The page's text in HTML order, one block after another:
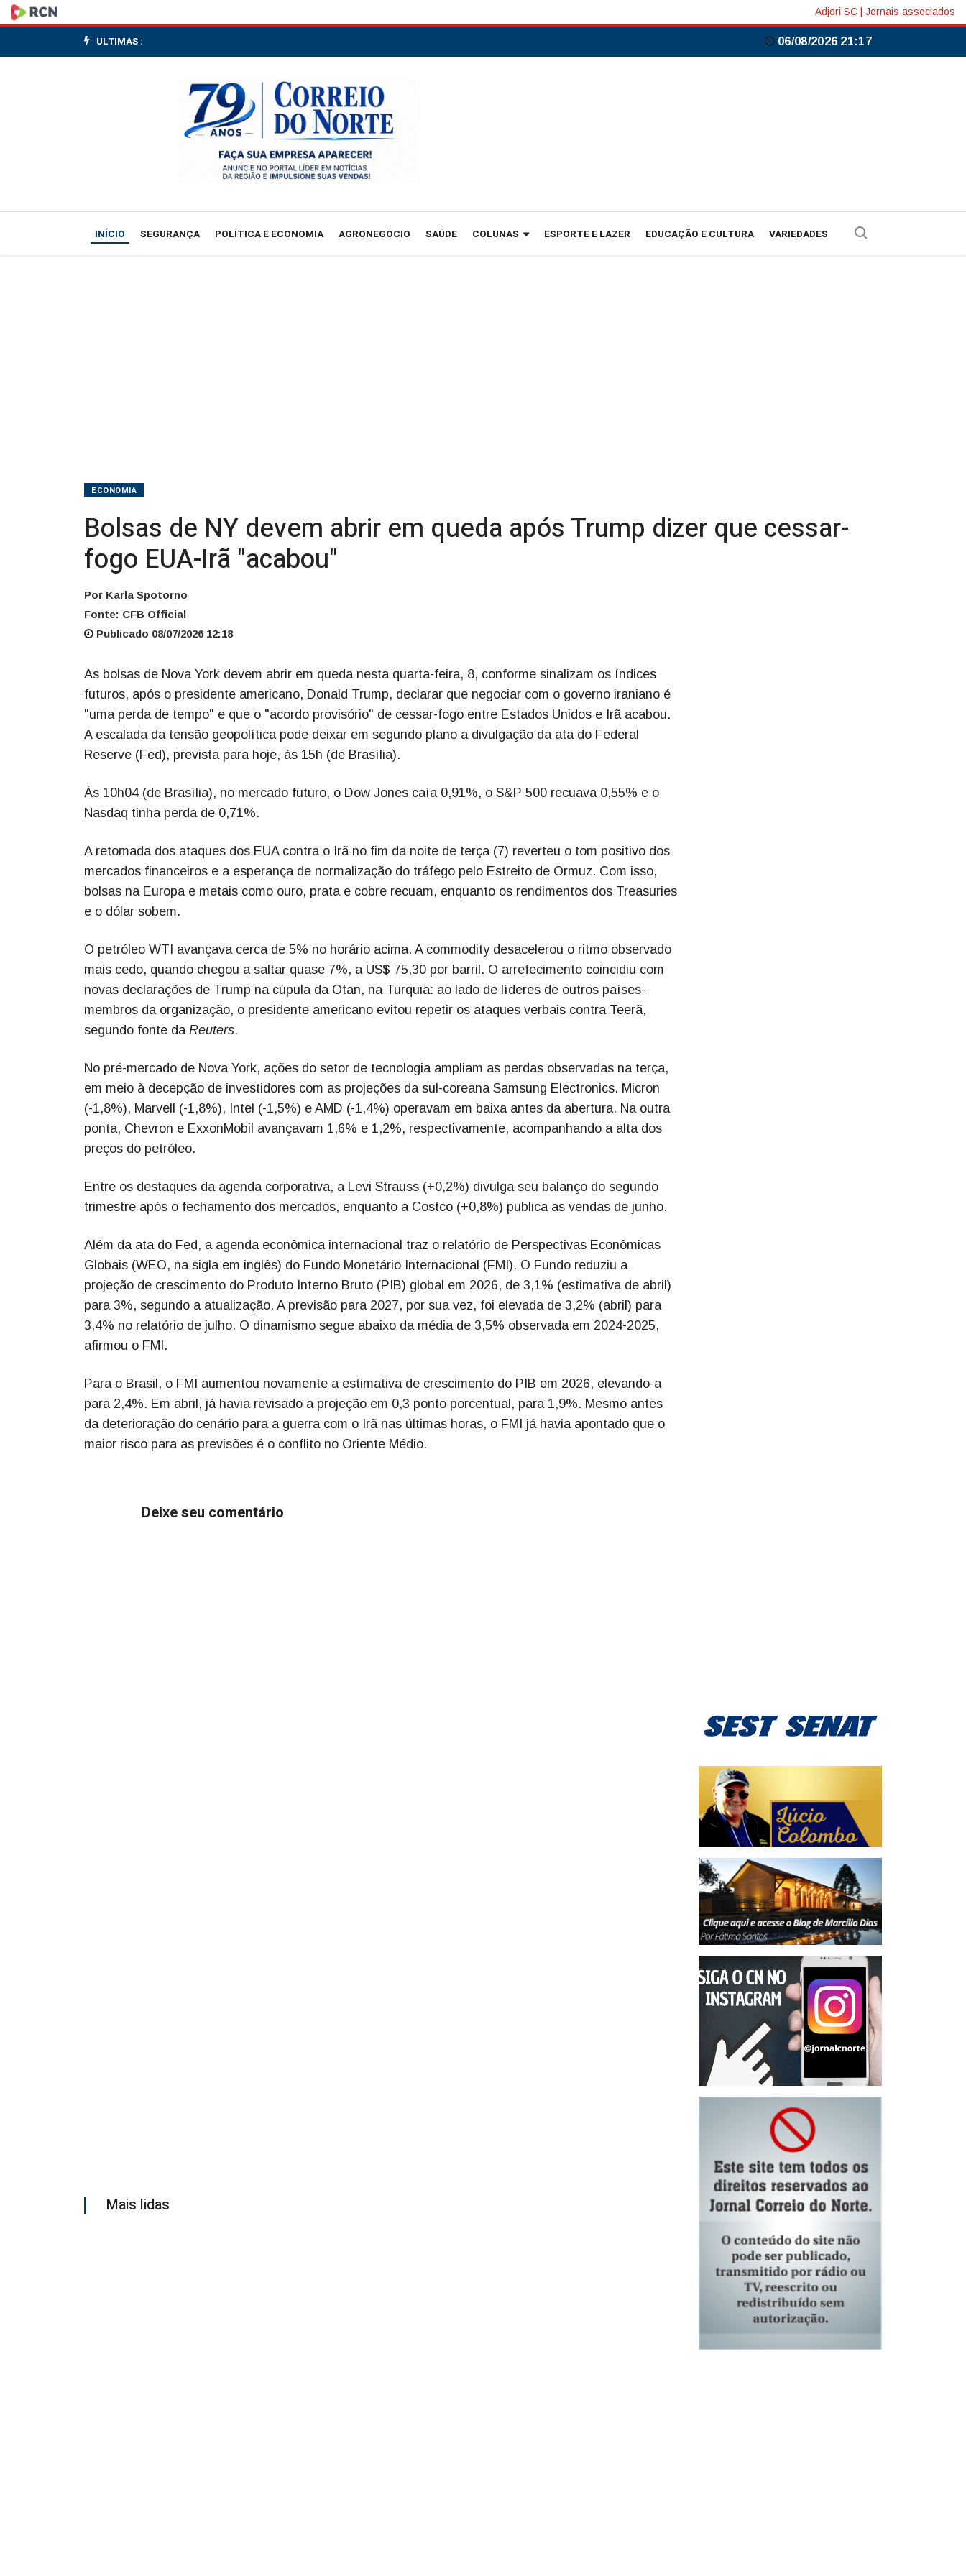
Bolsas
de
queda
"acabou"
Adjori SC Jornais associados
ULTIMAS : 06/08/2026 21:17
INÍCIO SEGURANÇA POLÍTICA E ECONOMIA AGRONEGÓCIO SAÚDE COLUNAS ESPORTE E LAZER EDUCAÇÃO E CULTURA VARIEDADES
ECONOMIA
Bolsas de NY devem abrir em queda após Trump dizer que cessar-
fogo EUA-Irã "acabou"
Por Karla Spotorno
Fonte: CFB Official
Publicado 08/07/2026 12:18
As bolsas de Nova York devem abrir em queda nesta quarta-feira, 8, conforme sinalizam os índices
futuros, após o presidente americano, Donald Trump, declarar que negociar com o governo iraniano é
"uma perda de tempo" e que o "acordo provisório" de cessar-fogo entre Estados Unidos e Irã acabou.
A escalada da tensão geopolítica pode deixar em segundo plano a divulgação da ata do Federal
Reserve (Fed), prevista para hoje, às 15h (de Brasília).
Às 10h04 (de Brasília), no mercado futuro, o Dow Jones caía 0,91%, o S&P 500 recuava 0,55% e o
Nasdaq tinha perda de 0,71%.
A retomada dos ataques dos EUA contra o Irã no fim da noite de terça (7) reverteu o tom positivo dos
mercados financeiros e a esperança de normalização do tráfego pelo Estreito de Ormuz. Com isso,
bolsas na Europa e metais como ouro, prata e cobre recuam, enquanto os rendimentos dos Treasuries
e o dólar sobem.
O petróleo WTI avançava cerca de 5% no horário acima. A commodity desacelerou o ritmo observado
mais cedo, quando chegou a saltar quase 7%, a US$ 75,30 por barril. O arrefecimento coincidiu com
novas declarações de Trump na cúpula da Otan, na Turquia: ao lado de líderes de outros países-
membros da organização, o presidente americano evitou repetir os ataques verbais contra Teerã,
segundo fonte da Reuters.
No pré-mercado de Nova York, ações do setor de tecnologia ampliam as perdas observadas na terça,
em meio à decepção de investidores com as projeções da sul-coreana Samsung Electronics. Micron
(-1,8%), Marvell (-1,8%), Intel (-1,5%) e AMD (-1,4%) operavam em baixa antes da abertura. Na outra
ponta, Chevron e ExxonMobil avançavam 1,6% e 1,2%, respectivamente, acompanhando a alta dos
preços do petróleo.
Entre os destaques da agenda corporativa, a Levi Strauss (+0,2%) divulga seu balanço do segundo
trimestre após o fechamento dos mercados, enquanto a Costco (+0,8%) publica as vendas de junho.
Além da ata do Fed, a agenda econômica internacional traz o relatório de Perspectivas Econômicas
Globais (WEO, na sigla em inglês) do Fundo Monetário Internacional (FMI). O Fundo reduziu a
projeção de crescimento do Produto Interno Bruto (PIB) global em 2026, de 3,1% (estimativa de abril)
para 3%, segundo a atualização. A previsão para 2027, por sua vez, foi elevada de 3,2% (abril) para
3,4% no relatório de julho. O dinamismo segue abaixo da média de 3,5% observada em 2024-2025,
afirmou o FMI.
Para o Brasil, o FMI aumentou novamente a estimativa de crescimento do PIB em 2026, elevando-a
para 2,4%. Em abril, já havia revisado a projeção em 0,3 ponto porcentual, para 1,9%. Mesmo antes
da deterioração do cenário para a guerra com o Irã nas últimas horas, o FMI já havia apontado que o
maior risco para as previsões é o conflito no Oriente Médio.
Deixe seu comentário
Mais lidas